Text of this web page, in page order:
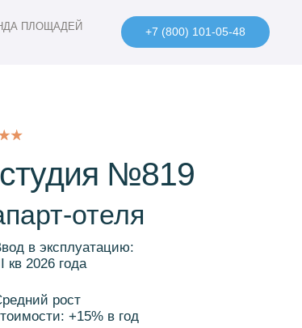
ПЛОЩАДЕЙ
+7 (800) 101-05-48
отеля
№819
в эксплуатацию:
кв 2026 года
рост
+15% в год